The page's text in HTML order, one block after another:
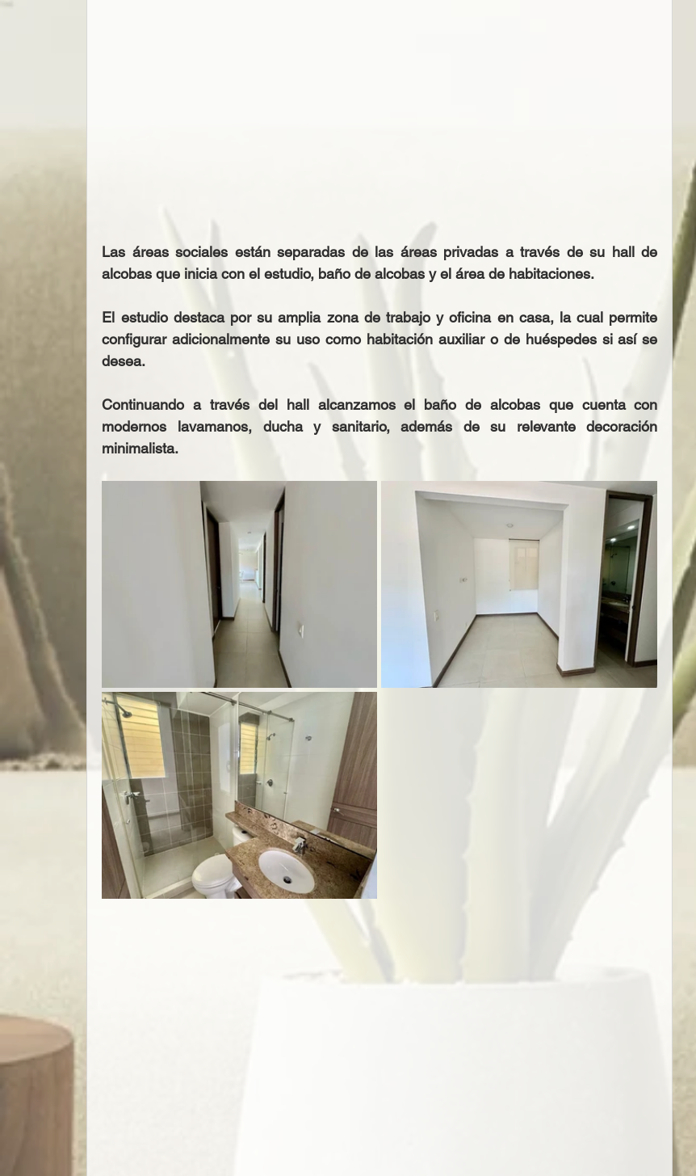
Las áreas sociales están separadas de las áreas privadas a través de su hall de
alcobas que inicia con el estudio, baño de alcobas y el área de habitaciones.
El estudio destaca por su amplia zona de trabajo y oficina en casa, la cual permite
configurar adicionalmente su uso como habitación auxiliar o de huéspedes si así se
desea.
Continuando a través del hall alcanzamos el baño de alcobas que cuenta con
modernos lavamanos, ducha y sanitario, además de su relevante decoración
minimalista.